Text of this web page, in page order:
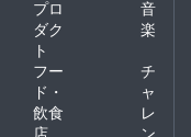
プロ
ダク
ト
音
楽
フー
ド・
飲食
チ
ャ
レ